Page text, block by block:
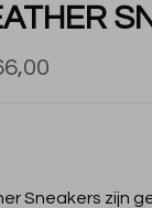
Sneakers zijn